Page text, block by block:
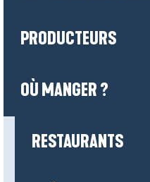
PRODUCTEURS
OÙ MANGER ?
RESTAURANTS
erreur